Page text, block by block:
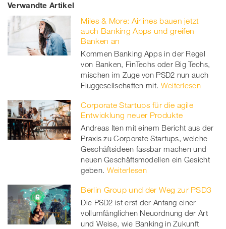
on
Facebook
on
twitt
er
linkedinXing
Verwandte Artikel
Miles & More: Airlines bauen jetzt
auch Banking Apps und greifen
Banken an
Kommen Banking Apps in der Regel
von Banken, FinTechs oder Big Techs,
mischen im Zuge von PSD2 nun auch
Fluggesellschaften mit. Weiterlesen
Corporate Startups für die agile
Entwicklung neuer Produkte
Andreas Iten mit einem Bericht aus der
Praxis zu Corporate Startups, welche
Geschäftsideen fassbar machen und
neuen Geschäftsmodellen ein Gesicht
geben. Weiterlesen
Berlin Group und der Weg zur PSD3
Die PSD2 ist erst der Anfang einer
vollumfänglichen Neuordnung der Art
und Weise, wie Banking in Zukunft